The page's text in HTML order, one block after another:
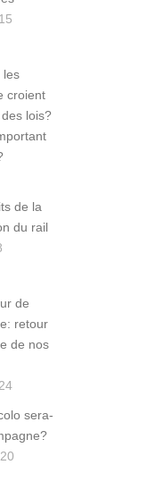
les
croient
lois?
de la
du rail
de
retour
de nos
sera-